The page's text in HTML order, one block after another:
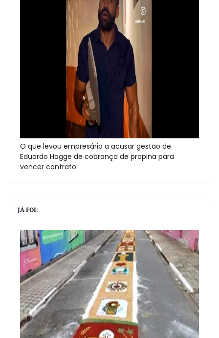
O que levou empresário a acusar gestão de
Eduardo Hagge de cobrança de propina para
vencer contrato
JÁ FOI: